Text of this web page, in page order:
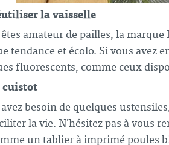
la vaisselle
amateur de pailles, la
tendance et écolo. Si vous avez
fluorescents, comme ceux
cuistot
besoin de quelques
la vie. N’hésitez pas à vous
un tablier à imprimé poules